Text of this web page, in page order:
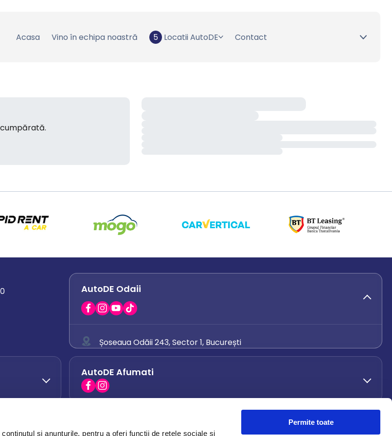
și anunțurile, pentru a oferi funcții de rețele sociale și
Permite toate
Acasa Vino în echipa noastră 5 Locatii AutoDE Contact
AutoDE Odaii
Șoseaua Odăii 243, Sector 1, București
0742 444 194
office.odaii@autode.ro
AutoDE Afumati